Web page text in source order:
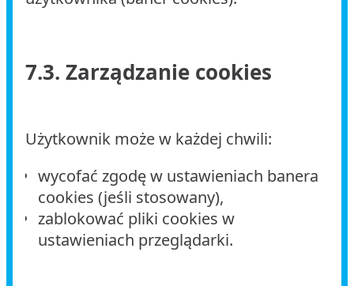
7.3. Zarządzanie cookies
Użytkownik może w każdej chwili:
wycofać zgodę w ustawieniach banera
cookies (jeśli stosowany),
zablokować pliki cookies w
ustawieniach przeglądarki.